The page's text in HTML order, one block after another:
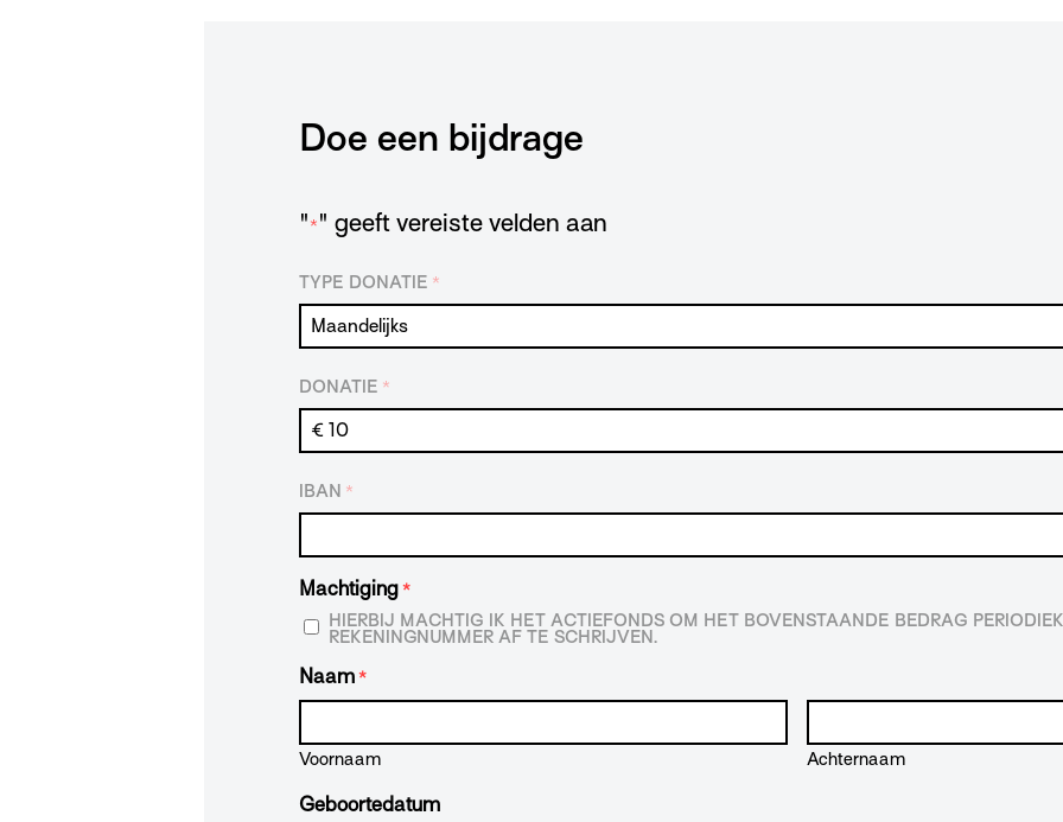
Doe een bijdrage
" * " geeft vereiste velden aan
TYPE DONATIE *
DONATIE *
IBAN *
Machtiging *
HIERBIJ MACHTIG IK HET ACTIEFONDS OM HET BOVENSTAANDE BEDRAG
REKENINGNUMMER AF TE SCHRIJVEN.
Naam *
Voornaam Achternaam
Geboortedatum